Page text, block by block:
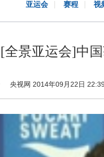
亚运会 赛程 视
[全景亚运会]中
央视网 2014年09月22日